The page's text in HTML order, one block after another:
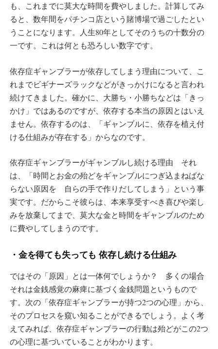
も、これまでに莫大な時間を費やしました。計算してみ
ると、数年間をパチンコ店という賭博場で過ごしたとい
うことになります。人生80年としてそのうちの十数分の
一です。これは何とも恐ろしい数字です。
依存症ギャンブラーが依存してしまう理由について、こ
れまでビギナーズラックなどがきっかけになると言われ
続けてきました。確かに、大勝ち・小勝ちなどは「きっ
かけ」ではあるのですが、依存する本当の原因とはいえ
ません。依存するのは、「ギャンブルに、依存を植え付
ける仕組みが存在する」からなのです。
依存症ギャンブラーがギャンブルし続ける理由 それ
は、「時間とお金の殆どをギャンブルにつぎ込まねばな
らない原因を 自らの手で作りだしてしまう」という事
実です。だからこそ彼らは、本来享受すべき喜びや楽し
みを放棄してまで、莫大な金と時間をギャンブルのため
に費やしてしまうのです。
・金を得ても失っても 依存し続ける仕組み
ではその「原因」とは一体何でしょうか？ 多くの場合
それは金銭感覚の麻痺に基づく金銭問題というもので
す。次の「依存症ギャンブラーが持つ2つの心理」から、
そのプロセスを窺い知ることができるでしょう。よく考
えてみれば、依存症ギャンブラーの行動は殆どがこの2つ
の心理に基づいていることがわかります。